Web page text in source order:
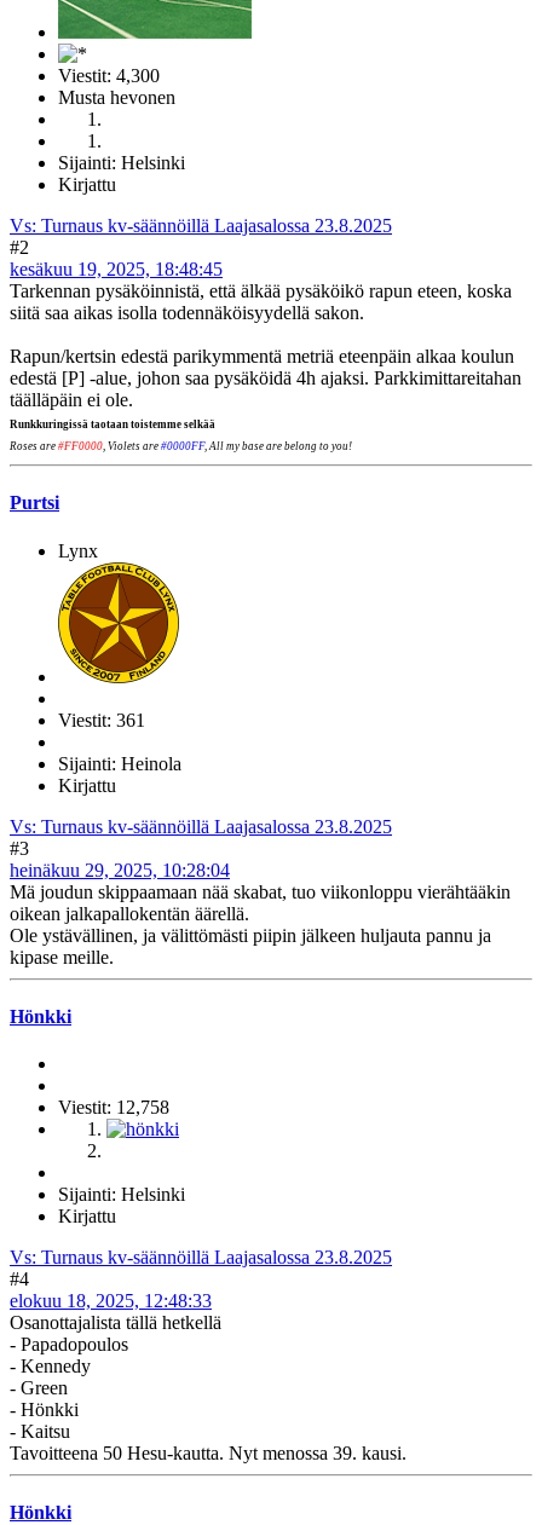
Viestit: 4,300
Musta hevonen
Sijainti: Helsinki
Kirjattu
Vs: Turnaus kv-säännöillä Laajasalossa 23.8.2025
#2
kesäkuu 19, 2025, 18:48:45
Tarkennan pysäköinnistä, että älkää pysäköikö rapun eteen, koska
siitä saa aikas isolla todennäköisyydellä sakon.
Rapun/kertsin edestä parikymmentä metriä eteenpäin alkaa koulun
edestä [P] -alue, johon saa pysäköidä 4h ajaksi. Parkkimittareitahan
täälläpäin ei ole.
Runkkuringissä taotaan toistemme selkää
Roses are #FF0000, Violets are #0000FF, All my base are belong to you!
Purtsi
Lynx
Viestit: 361
Sijainti: Heinola
Kirjattu
Vs: Turnaus kv-säännöillä Laajasalossa 23.8.2025
#3
heinäkuu 29, 2025, 10:28:04
Mä joudun skippaamaan nää skabat, tuo viikonloppu vierähtääkin
oikean jalkapallokentän äärellä.
Ole ystävällinen, ja välittömästi piipin jälkeen huljauta pannu ja
kipase meille.
Hönkki
Viestit: 12,758
Sijainti: Helsinki
Kirjattu
Vs: Turnaus kv-säännöillä Laajasalossa 23.8.2025
#4
elokuu 18, 2025, 12:48:33
Osanottajalista tällä hetkellä
- Papadopoulos
- Kennedy
- Green
- Hönkki
- Kaitsu
Tavoitteena 50 Hesu-kautta. Nyt menossa 39. kausi.
Hönkki